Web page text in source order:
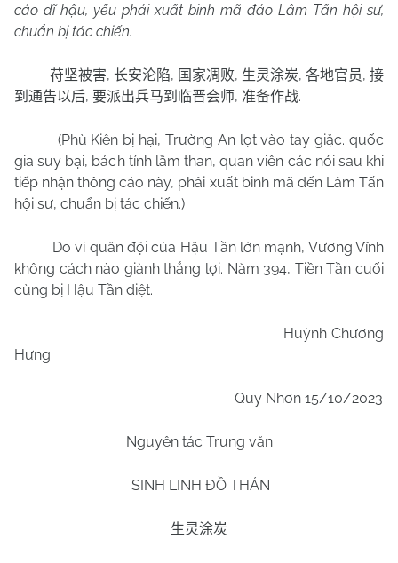
cáo dĩ hậu, yếu phái xuất binh mã đáo Lâm Tấn hội sư,
chuẩn bị tác chiến.
苻坚被害, 长安沦陷, 国家凋败, 生灵涂炭, 各地官员, 接
到通告以后, 要派出兵马到临晋会师, 准备作战.
(Phù Kiên bị hại, Trường An lọt vào tay giặc. quốc
gia suy bại, bách tính lầm than, quan viên các nói sau khi
tiếp nhận thông cáo này, phải xuất binh mã đến Lâm Tấn
hội sư, chuẩn bị tác chiến.)
Do vì quân đội của Hậu Tần lớn mạnh, Vương Vĩnh
không cách nào giành thắng lợi. Năm 394, Tiền Tần cuối
cùng bị Hậu Tần diệt.
Huỳnh Chương
Hưng
Quy Nhơn 15/10/2023
Nguyên tác Trung văn
SINH LINH ĐỒ THÁN
生灵涂炭